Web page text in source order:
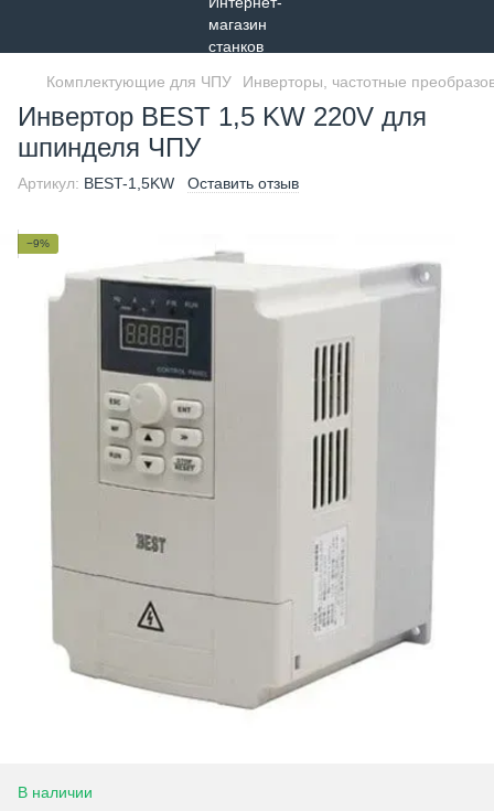
Комплектующие для ЧПУ Инверторы, частотные
Инвертор BEST 1,5 KW 220V для
шпинделя ЧПУ
Артикул: BEST-1,5KW Оставить отзыв
−9%
В наличии